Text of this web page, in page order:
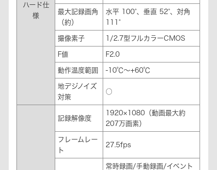
ハード仕
様
最大記録画角
（約）
水平 100°、垂直 52°、対角
111°
撮像素子 1/2.7型フルカラーCMOS
F値 F2.0
動作温度範囲 -10℃～+60℃
地デジノイズ
対策
○
記録解像度
1920×1080（動画最大約
207万画素）
フレームレー
ト
27.5fps
常時録画/手動録画/イベント